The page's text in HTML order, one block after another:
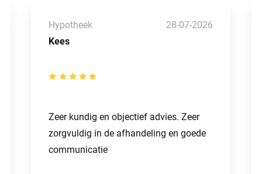
Kees
Hypotheek 28-07-2026
Zeer kundig en objectief advies. Zeer
zorgvuldig in de afhandeling en goede
communicatie